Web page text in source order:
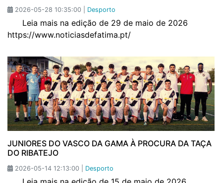
2026-05-28 10:35:00 | Desporto
Leia mais na edição de 29 de maio de 2026
https://www.noticiasdefatima.pt/
JUNIORES DO VASCO DA GAMA À PROCURA DA TAÇA
DO RIBATEJO
2026-05-14 12:13:00 | Desporto